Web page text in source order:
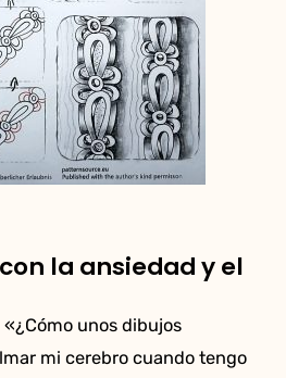
la ansiedad y el
unos dibujos
mi cerebro cuando tengo